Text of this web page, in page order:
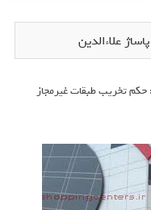
علاءالدین
تخریب طبقات غیرمجاز